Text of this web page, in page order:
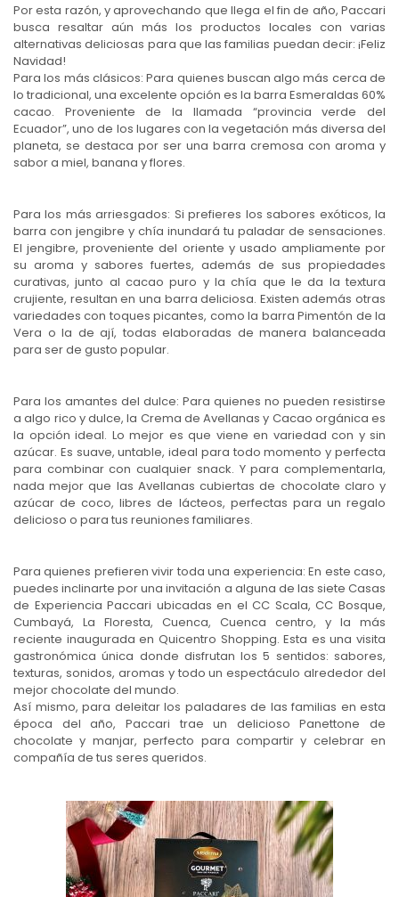
Por esta razón, y aprovechando que llega el fin de año, Paccari
busca resaltar aún más los productos locales con varias
alternativas deliciosas para que las familias puedan decir: ¡Feliz
Navidad!
Para los más clásicos: Para quienes buscan algo más cerca de
lo tradicional, una excelente opción es la barra Esmeraldas 60%
cacao. Proveniente de la llamada “provincia verde del
Ecuador”, uno de los lugares con la vegetación más diversa del
planeta, se destaca por ser una barra cremosa con aroma y
sabor a miel, banana y flores.
Para los más arriesgados: Si prefieres los sabores exóticos, la
barra con jengibre y chía inundará tu paladar de sensaciones.
El jengibre, proveniente del oriente y usado ampliamente por
su aroma y sabores fuertes, además de sus propiedades
curativas, junto al cacao puro y la chía que le da la textura
crujiente, resultan en una barra deliciosa. Existen además otras
variedades con toques picantes, como la barra Pimentón de la
Vera o la de ají, todas elaboradas de manera balanceada
para ser de gusto popular.
Para los amantes del dulce: Para quienes no pueden resistirse
a algo rico y dulce, la Crema de Avellanas y Cacao orgánica es
la opción ideal. Lo mejor es que viene en variedad con y sin
azúcar. Es suave, untable, ideal para todo momento y perfecta
para combinar con cualquier snack. Y para complementarla,
nada mejor que las Avellanas cubiertas de chocolate claro y
azúcar de coco, libres de lácteos, perfectas para un regalo
delicioso o para tus reuniones familiares.
Para quienes prefieren vivir toda una experiencia: En este caso,
puedes inclinarte por una invitación a alguna de las siete Casas
de Experiencia Paccari ubicadas en el CC Scala, CC Bosque,
Cumbayá, La Floresta, Cuenca, Cuenca centro, y la más
reciente inaugurada en Quicentro Shopping. Esta es una visita
gastronómica única donde disfrutan los 5 sentidos: sabores,
texturas, sonidos, aromas y todo un espectáculo alrededor del
mejor chocolate del mundo.
Así mismo, para deleitar los paladares de las familias en esta
época del año, Paccari trae un delicioso Panettone de
chocolate y manjar, perfecto para compartir y celebrar en
compañía de tus seres queridos.